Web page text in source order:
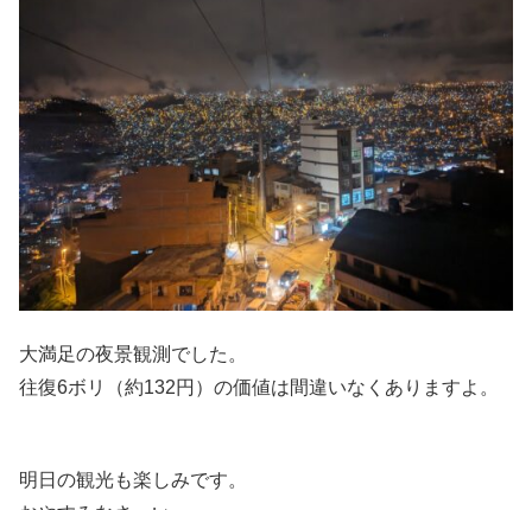
大満足の夜景観測でした。
往復6ボリ（約132円）の価値は間違いなくありますよ。
明日の観光も楽しみです。